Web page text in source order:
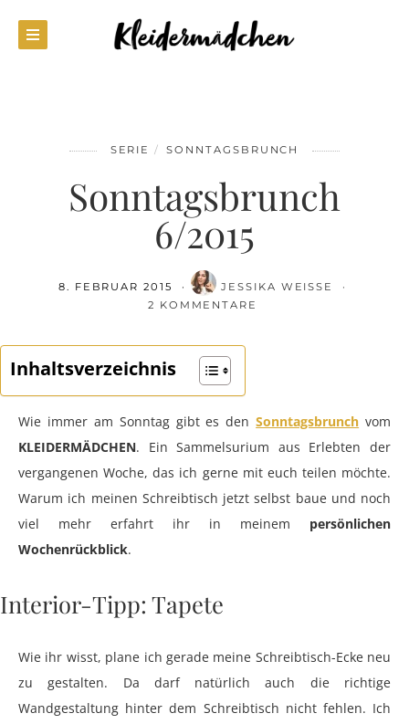
SERIE SONNTAGSBRUNCH
Sonntagsbrunch
6/2015
8. FEBRUAR 2015
JESSIKA WEISSE
2 KOMMENTARE
Inhaltsverzeichnis
Wie immer am Sonntag gibt es denSonntagsbrunch vom
KLEIDERMÄDCHEN. Ein Sammelsurium aus Erlebten der
vergangenen Woche, das ich gerne mit euch teilen möchte.
Warum ich meinen Schreibtisch jetzt selbst baue und noch
viel mehr erfahrt ihr in meinem persönlichen
Wochenrückblick.
Interior-Tipp: Tapete
Wie ihr wisst, plane ich gerade meine Schreibtisch-Ecke neu
zu gestalten. Da darf natürlich auch die richtige
Wandgestaltung hinter dem Schreibtisch nicht fehlen. Ich